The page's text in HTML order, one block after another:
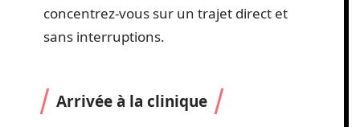
concentrez-vous sur un trajet direct et
sans interruptions.
Arrivée à la clinique